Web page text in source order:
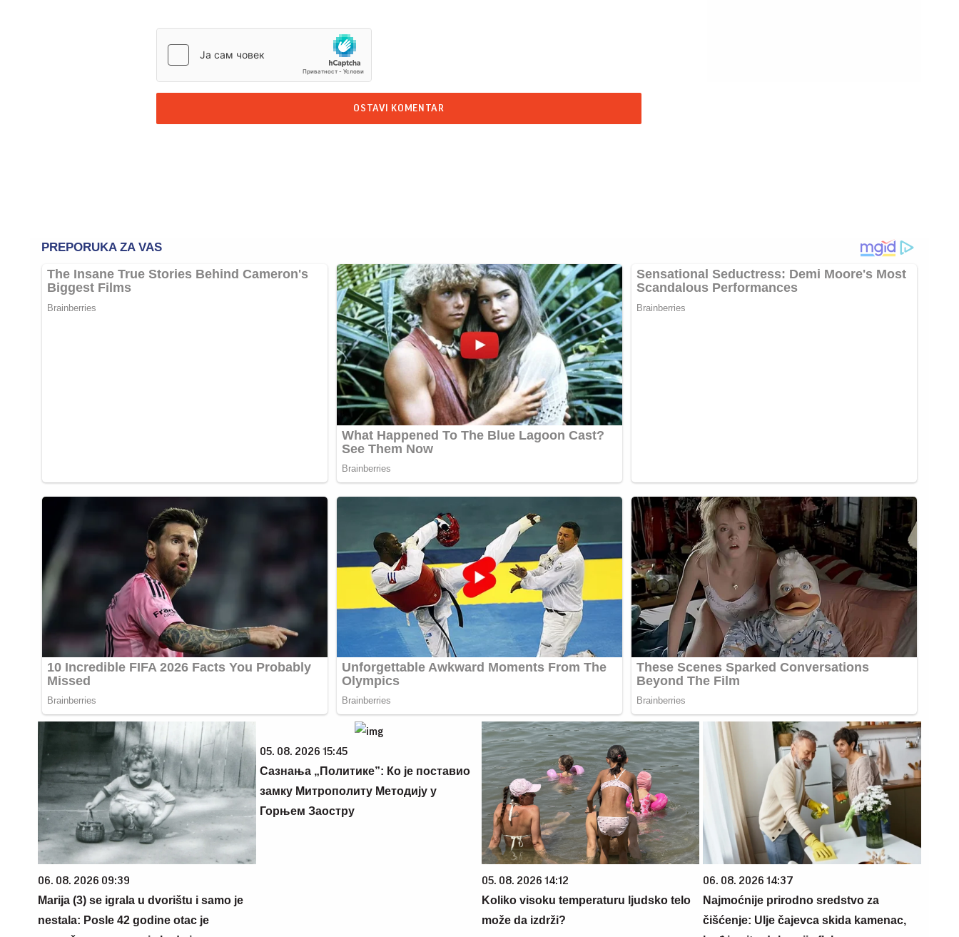
OSTAVI KOMENTAR
06. 08. 2026 09:39
Marija (3) se igrala u dvorištu i samo je
nestala: Posle 42 godine otac je
05. 08. 2026 15:45
Сазнања „Политике”: Ко је поставио
замку Митрополиту Методију у
Горњем Заостру
05. 08. 2026 14:12
Koliko visoku temperaturu ljudsko telo
može da izdrži?
06. 08. 2026 14:37
Najmoćnije prirodno sredstvo za
čišćenje: Ulje čajevca skida kamenac,